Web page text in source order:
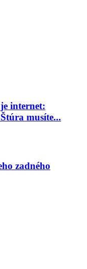
internet:
musíte...
zadného